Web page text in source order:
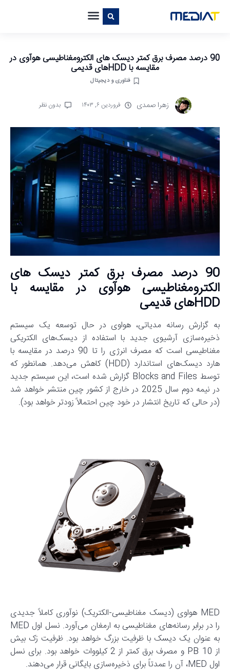
90 درصد مصرف برق کمتر دیسک های الکترومغناطیسی هوآوی در
مقایسه با HDDهای قدیمی
فناوری و دیجیتال
زهرا صمدی فروردین ۶, ۱۴۰۳ بدون نظر
90 درصد مصرف برق کمتر دیسک های
الکترومغناطیسی هوآوی در مقایسه با
HDDهای قدیمی
به گزارش رسانه مدیاتی، هواوی در حال توسعه یک سیستم
ذخیره‌سازی آرشیوی جدید با استفاده از دیسک‌های الکتریکی
مغناطیسی است که مصرف انرژی را تا 90 درصد در مقایسه با
هارد دیسک‌های استاندارد (HDD) کاهش می‌دهد. همانطور که
توسط Blocks and Files گزارش شده است، این سیستم جدید
در نیمه دوم سال 2025 در خارج از کشور چین منتشر خواهد شد
(در حالی که تاریخ انتشار در خود چین احتمالاً زودتر خواهد بود).
MED هواوی (دیسک مغناطیسی-الکتریک) نوآوری کاملاً جدیدی
را در برابر رسانه‌های مغناطیسی به ارمغان می‌آورد. نسل اول MED
به عنوان یک دیسک با ظرفیت بزرگ خواهد بود. ظرفیت رَک بیش
از 10 PB و مصرف برق کمتر از 2 کیلووات خواهد بود. برای نسل
اول MED، آن را عمدتاً برای ذخیره‌سازی بایگانی قرار می‌دهند.